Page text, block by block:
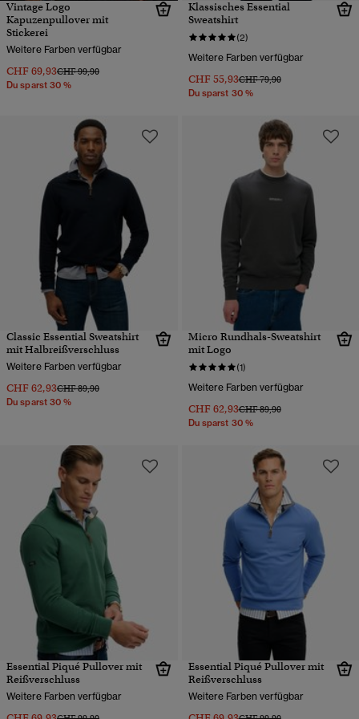
Vintage Logo
Kapuzenpullover mit
Stickerei
Weitere Farben verfügbar
CHF 69,93Preis wurde reduziert von
CHF 99,90bis
Du sparst 30 %
Klassisches Essential
Sweatshirt
(2)
Weitere Farben verfügbar
CHF 55,93Preis wurde reduziert von
CHF 79,90bis
Du sparst 30 %
Classic Essential Sweatshirt
mit Halbreißverschluss
Weitere Farben verfügbar
CHF 62,93Preis wurde reduziert von
CHF 89,90bis
Du sparst 30 %
Micro Rundhals-Sweatshirt
mit Logo
(1)
Weitere Farben verfügbar
CHF 62,93Preis wurde reduziert von
CHF 89,90bis
Du sparst 30 %
Essential Piqué Pullover mit
Reißverschluss
Weitere Farben verfügbar
Essential Piqué Pullover mit
Reißverschluss
Weitere Farben verfügbar